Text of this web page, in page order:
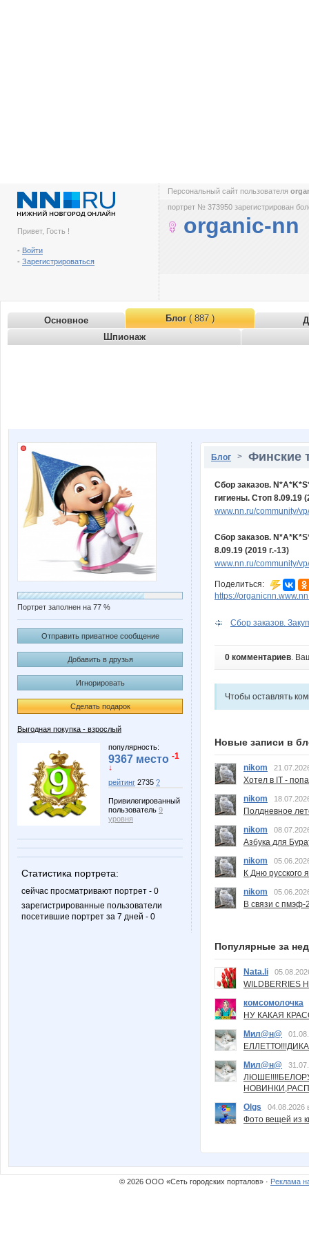
Привет, Гость !
- Войти
- Зарегистрироваться
Персональный сайт пользователя
портрет № 373950 зарегистрирован
organic-nn
Основное Блог( 887 )
Шпионаж
Портрет заполнен на 77 %
Отправить приватное сообщение
Добавить в друзья
Игнорировать
Сделать подарок
Выгодная покупка - взрослый
популярность:
9367 место -1
↓
рейтинг 2735 ?
Привилегированный
пользователь 9
уровня
Статистика портрета:
сейчас просматривают портрет - 0
зарегистрированные пользователи
посетившие портрет за 7 дней - 0
Блог > Финские
Сбор заказов.
гигиены. Стоп 8.09.19
www.nn.ru/community/
Сбор заказов.
8.09.19 (2019 г.-13)
www.nn.ru/community/
Поделиться:
https://
Сбор заказов.
0 комментариев.
Чтобы оставлять
Новые записи в
nikom
Хотел в IT -
nikom
Полдневное
nikom
Азбука для
nikom
К Дню русского
nikom
В связи с пмэф-
Популярные за
Nata.li
комсомолочка
НУ КАКАЯ
Мил@н@
Мил@н@
Olgs
04.08.2026
Фото вещей из
© 2026 ООО «Сеть городских порталов» · Реклама